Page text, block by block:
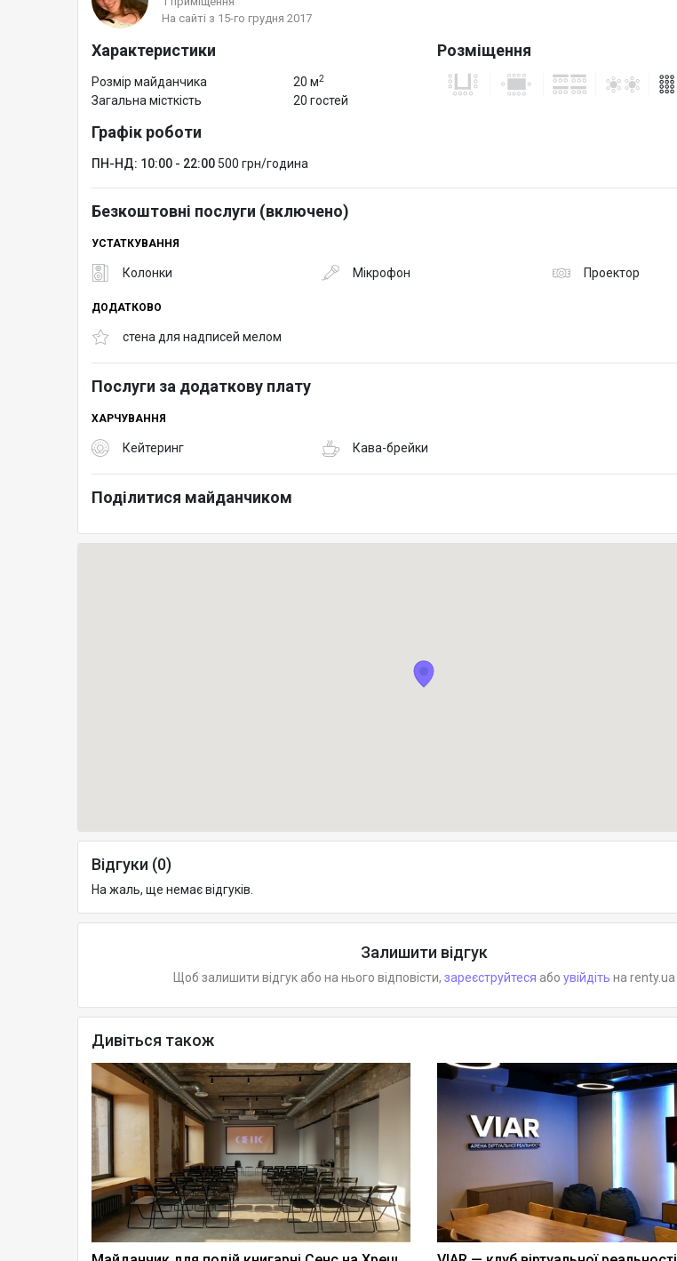
На сайті з 15-го грудня 2017
Характеристики
Розмір майданчика 20 м2
Загальна місткість 20 гостей
Розміщення
Графік роботи
ПН-НД: 10:00 - 22:00 500 грн/година
Безкоштовні послуги (включено)
УСТАТКУВАННЯ
Колонки Мікрофон Проектор
ДОДАТКОВО
стена для надписей мелом
Послуги за додаткову плату
ХАРЧУВАННЯ
Кейтеринг Кава-брейки
Поділитися майданчиком
Відгуки (0)
На жаль, ще немає відгуків.
Залишити відгук
Щоб залишити відгук або на нього відповісти, зареєструйтеся або увійдіть на renty.ua
Дивіться також